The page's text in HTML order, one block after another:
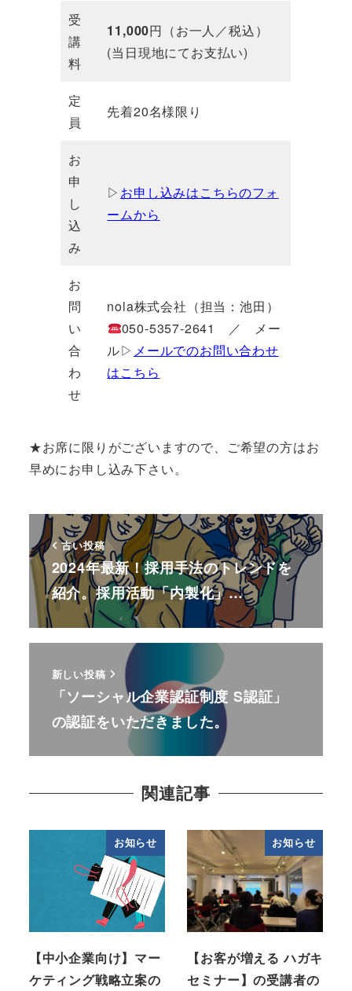
受
講
料
11,000円（お一人／税込）
(当日現地にてお支払い)
定
員
先着20名様限り
お
申
し
込
み
▷ お申し込みはこちらのフォ
ームから
お
問
い
合
わ
せ
nola株式会社（担当：池田）
050-5357-2641 ／ メー
ル▷ メールでのお問い合わせ
はこちら
★お席に限りがございますので、ご希望の方はお
早めにお申し込み下さい。
古い投稿
2024年最新！採用手法のトレンドを
紹介。採用活動「内製化」…
新しい投稿
「ソーシャル企業認証制度 S認証」
の認証をいただきました。
関連記事
お知らせ
【中小企業向け】マー
ケティング戦略立案の
お知らせ
【お客が増える ハガキ
セミナー】の受講者の